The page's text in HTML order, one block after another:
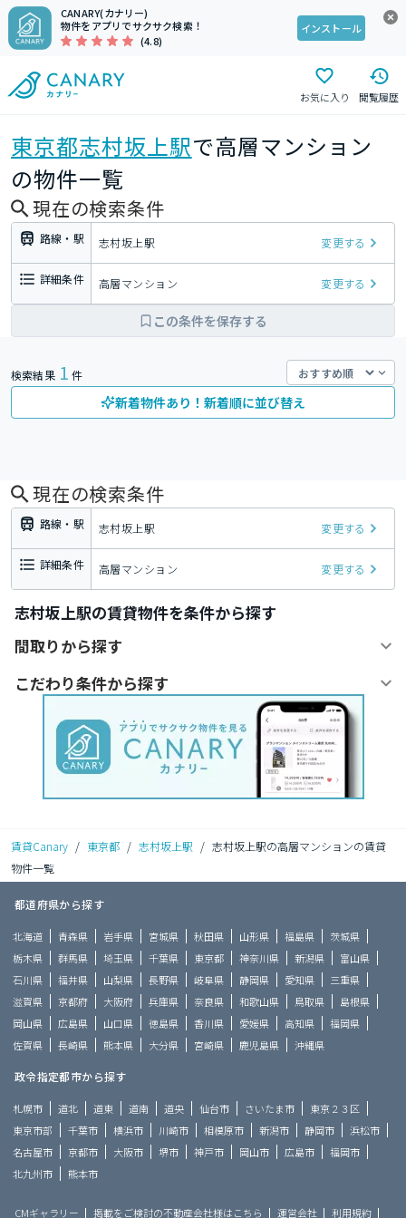
CANARY(カナリー)
物件をアプリでサクサク検索！
(4.8)
インストール
お気に入り 閲覧履歴
東京都志村坂上駅で高層マンション
の物件一覧
現在の検索条件
路線・駅 志村坂上駅 変更する
詳細条件 高層マンション 変更する
この条件を保存する
検索結果 1 件
新着物件あり！新着順に並び替え
現在の検索条件
路線・駅 志村坂上駅 変更する
詳細条件 高層マンション 変更する
志村坂上駅の賃貸物件を条件から探す
間取りから探す
こだわり条件から探す
賃貸Canary / 東京都 / 志村坂上駅 / 志村坂上駅の高層マンションの賃貸
物件一覧
都道府県から探す
北海道 青森県 岩手県 宮城県 秋田県 山形県 福島県
茨城県
栃木県
群馬県 埼玉県 千葉県 東京都 神奈川県 新潟県
富山県
石川県
福井県 山梨県 長野県 岐阜県 静岡県 愛知県
三重県
滋賀県
京都府 大阪府 兵庫県 奈良県 和歌山県 鳥取県
島根県
岡山県
広島県 山口県 徳島県 香川県 愛媛県 高知県
福岡県
佐賀県
長崎県 熊本県 大分県 宮崎県 鹿児島県 沖縄県
政令指定都市から探す
札幌市 道北 道東 道南 道央 仙台市 さいたま市
東京２３区
東京市部
千葉市 横浜市 川崎市 相模原市 新潟市 静岡市
浜松市
名古屋市
京都市 大阪市 堺市 神戸市 岡山市 広島市
福岡市
北九州市
熊本市
CMギャラリー 掲載をご検討の不動産会社様はこちら 運営会社 利用規約